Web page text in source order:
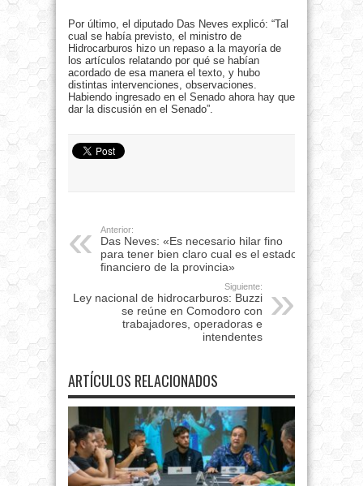
Por último, el diputado Das Neves explicó: “Tal
cual se había previsto, el ministro de
Hidrocarburos hizo un repaso a la mayoría de
los artículos relatando por qué se habían
acordado de esa manera el texto, y hubo
distintas intervenciones, observaciones.
Habiendo ingresado en el Senado ahora hay que
dar la discusión en el Senado”.
Anterior:
Das Neves: «Es necesario hilar fino
para tener bien claro cual es el estado
financiero de la provincia»
Siguiente:
Ley nacional de hidrocarburos: Buzzi
se reúne en Comodoro con
trabajadores, operadoras e
intendentes
ARTÍCULOS RELACIONADOS